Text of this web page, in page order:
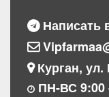
Написать
Курган, ул.
ПН-ВС 9:00